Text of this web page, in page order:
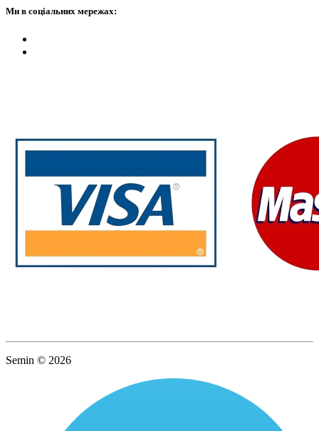
Ми в соціальних мережах:
Semin © 2026